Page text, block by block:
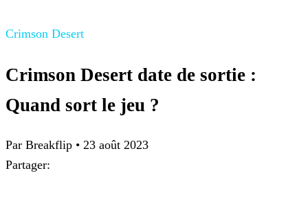
Crimson Desert
Crimson Desert date de sortie :
Quand sort le jeu ?
Par Breakflip • 23 août 2023
Partager: